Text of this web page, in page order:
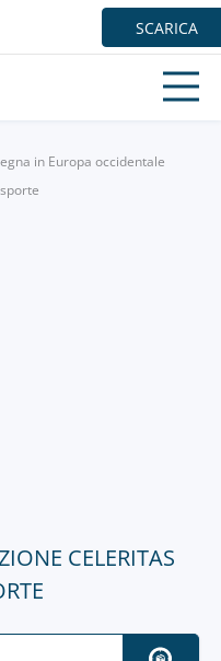
SCARICA
in Europa occidentale
CELERITAS